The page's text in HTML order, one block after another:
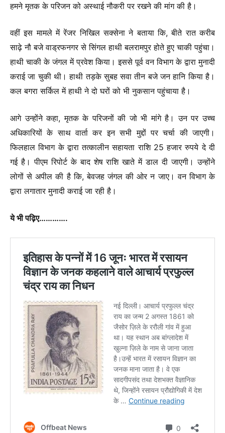
हमने मृतक के परिजन को अस्थाई नौकरी पर रखने की मांग की है।
वहीं इस मामले में रेंजर निखिल सक्सेना ने बताया कि, बीते रात करीब
साढ़े नौ बजे वाड्रफनगर से सिंगल हाथी बलरामपुर होते हुए चाकी पहुंचा।
हाथी चाकी के जंगल में प्रवेश किया। इससे पूर्व वन विभाग के द्वारा मुनादी
कराई जा चुकी थी। हाथी तड़के सुबह सवा तीन बजे जन हानि किया है।
कल बगरा सर्किल में हाथी ने दो घरों को भी नुकसान पहुंचाया है।
आगे उन्होंने कहा, मृतक के परिजनों की जो भी मांगे है। उन पर उच्च
अधिकारियों के साथ वार्ता कर इन सभी मुद्दों पर चर्चा की जाएगी।
फिलहाल विभाग के द्वारा तत्कालीन सहायता राशि 25 हजार रुपये दे दी
गई है। पीएम रिपोर्ट के बाद शेष राशि खाते में डाल दी जाएगी। उन्होंने
लोगों से अपील की है कि, बेवजह जंगल की ओर न जाए। वन विभाग के
द्वारा लगातार मुनादी कराई जा रही है।
ये भी पढ़िए………….